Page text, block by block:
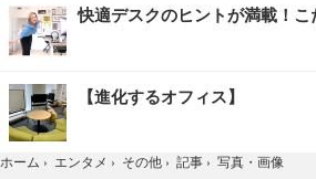
快適デスクのヒントが満載！
【進化するオフィス】
ホーム › エンタメ › その他 › 記事 › 写真・画像